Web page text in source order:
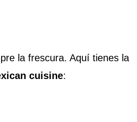
la frescura. Aquí tienes la
cuisine: